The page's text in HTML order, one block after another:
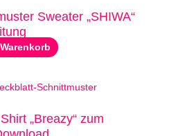
Sweater „SHIWA“
„Breazy“ zum